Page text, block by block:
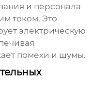
и персонала
током. Это
электрическую
помехи и шумы.